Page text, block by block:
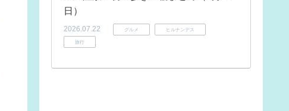
日）
2026.07.22 グルメ ヒルナンデス
旅行